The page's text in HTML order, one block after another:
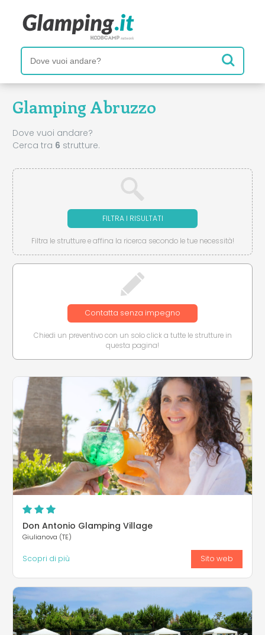
Glamping Abruzzo
Dove vuoi andare?
Cerca tra 6 strutture.
FILTRA I RISULTATI
Filtra le strutture e affina la ricerca secondo le tue necessità!
Contatta senza impegno
Chiedi un preventivo con un solo click a tutte le strutture in
questa pagina!
Don Antonio Glamping Village
Giulianova (TE)
Scopri di più Sito web